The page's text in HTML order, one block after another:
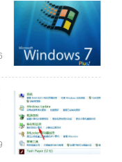
怎么重装系统
教程